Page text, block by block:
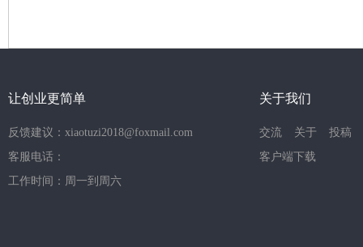
让创业更简单
反馈建议：xiaotuzi2018@foxmail.com
客服电话：
工作时间：周一到周六
关于我们
交流 关于
投稿
客户端下载